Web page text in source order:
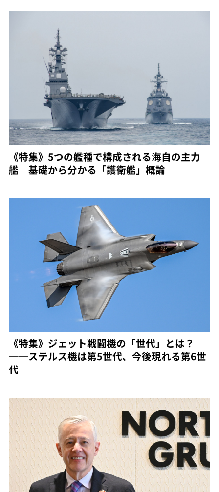
《特集》5つの艦種で構成される海自の主力
艦 基礎から分かる「護衛艦」概論
《特集》ジェット戦闘機の「世代」とは？
──ステルス機は第5世代、今後現れる第6世
代